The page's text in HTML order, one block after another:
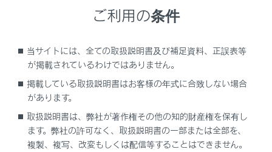
じてサイバー攻撃のリスクを高め、思わぬ事故や個人情
報の流出などにつながるおそれがあります。
レクサス純正品以外を取り付けたことに起因する問題に
関してレクサスは保証いたしません。
ご利用の条件
当サイトには、全ての取扱説明書及び補足資料、正誤表等
が掲載されているわけではありません。
掲載している取扱説明書はお客様の年式に合致しない場合
があります。
取扱説明書は、弊社が著作権その他の知的財産権を保有し
ます。弊社の許可なく、取扱説明書の一部または全部を、
複製、複写、改変もしくは配信等することはできません。